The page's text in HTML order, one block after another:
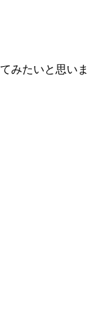
みたいと思いま